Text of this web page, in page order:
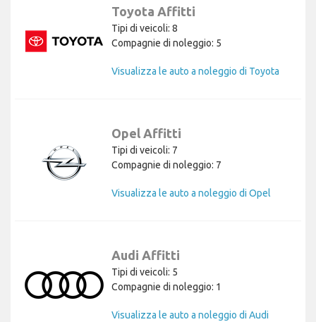
Toyota Affitti
Tipi di veicoli: 8
Compagnie di noleggio: 5
Visualizza le auto a noleggio di Toyota
Opel Affitti
Tipi di veicoli: 7
Compagnie di noleggio: 7
Visualizza le auto a noleggio di Opel
Audi Affitti
Tipi di veicoli: 5
Compagnie di noleggio: 1
Visualizza le auto a noleggio di Audi